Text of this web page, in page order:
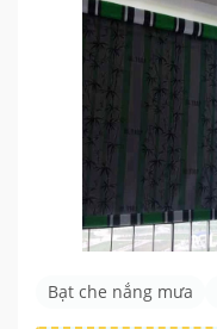
Bạt che nắng mưa